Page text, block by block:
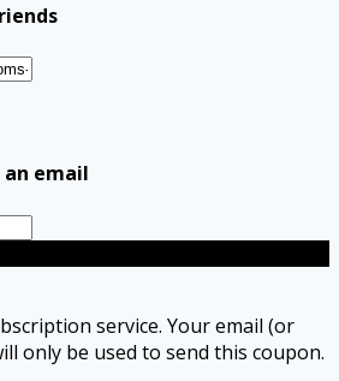
an email
service. Your email (or
only be used to send this coupon.